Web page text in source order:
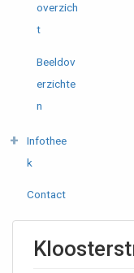
overzich
t
Beeldov
erzichte
n
Infothee
k
Contact